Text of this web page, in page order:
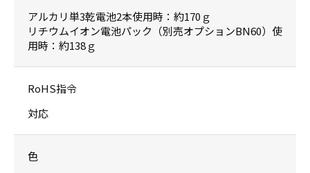
アルカリ単3乾電池2本使用時：約170ｇ
リチウムイオン電池パック（別売オプションBN60）使
用時：約138ｇ
RoHS指令
対応
色